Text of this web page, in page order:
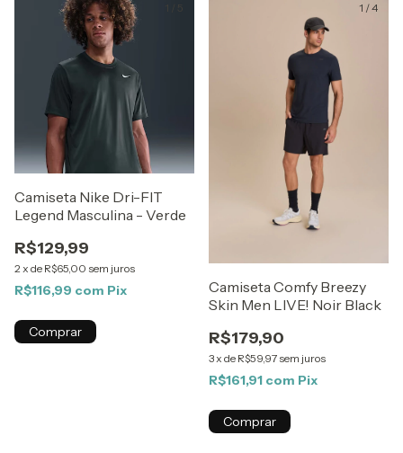
5
Camiseta Nike Dri-FIT
Legend Masculina - Verde
R$129,99
2 x de R$65,00 sem juros
R$116,99 com Pix
Comprar
1 /4
Camiseta Comfy Breezy
Skin Men LIVE! Noir Black
R$179,90
3x de R$59,97 sem juros
R$161,91 com Pix
Comprar